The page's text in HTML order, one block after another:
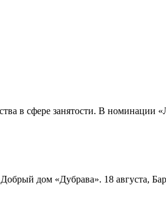
в сфере занятости. В номинации
дом «Дубрава». 18 августа,